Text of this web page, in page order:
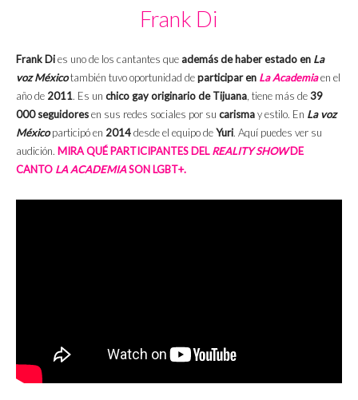
Frank Di
Frank Dies uno de los cantantes que además de haber estado en La
voz Méxicotambién tuvo oportunidad departicipar en La Academiaen el
año de 2011. Es un chico gay originario de Tijuana , tiene más de39
000 seguidoresen sus redes sociales por su carismay estilo. En La voz
México participó en 2014desde el equipo deYuri. Aquí puedes ver su
audición. MIRA QUÉ PARTICIPANTES DELREALITY SHOWDE
CANTO LA ACADEMIASON LGBT+.